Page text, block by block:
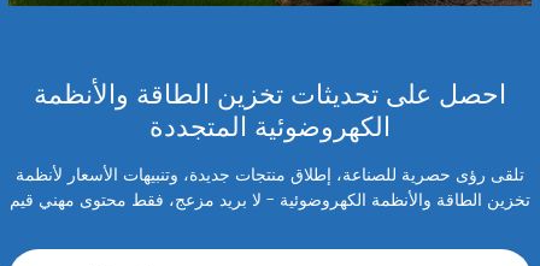
احصل على تحديثات تخزين الطاقة والأنظمة
الكهروضوئية المتجددة
تلقى رؤى حصرية للصناعة، إطلاق منتجات جديدة، وتنبيهات الأسعار لأنظمة
تخزين الطاقة والأنظمة الكهروضوئية - لا بريد مزعج، فقط محتوى مهني قيم